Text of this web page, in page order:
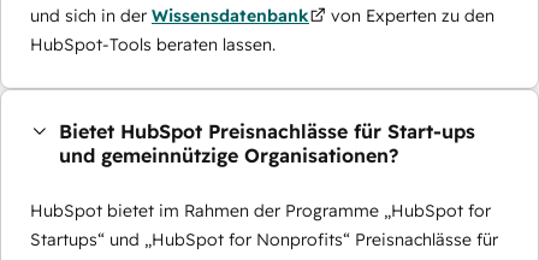
und sich in der Wissensdatenbank
von Experten zu den
HubSpot-Tools beraten lassen.
Bietet HubSpot Preisnachlässe für Start-ups
und gemeinnützige Organisationen?
HubSpot bietet im Rahmen der Programme „HubSpot for
Startups“ und „HubSpot for Nonprofits“ Preisnachlässe für